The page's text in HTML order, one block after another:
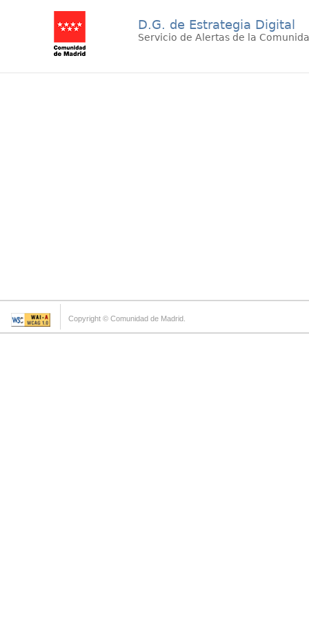
D.G. de Estrategia Digital
Servicio de Alertas de la
Copyright © Comunidad de Madrid.